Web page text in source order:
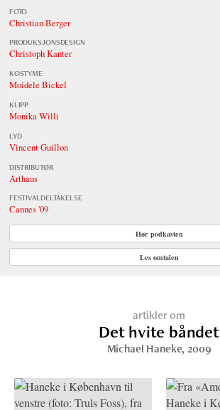
FOTO
Christian Berger
PRODUKSJONSDESIGN
Christoph Kanter
KOSTYME
Moidele Bickel
KLIPP
Monika Willi
LYD
Vincent Guillon
DISTRIBUTØR
Arthaus
FESTIVALDELTAKELSE
Cannes '09
Hør podkasten
Les omtalen
artikler om
Det hvite båndet
Michael Haneke, 2009